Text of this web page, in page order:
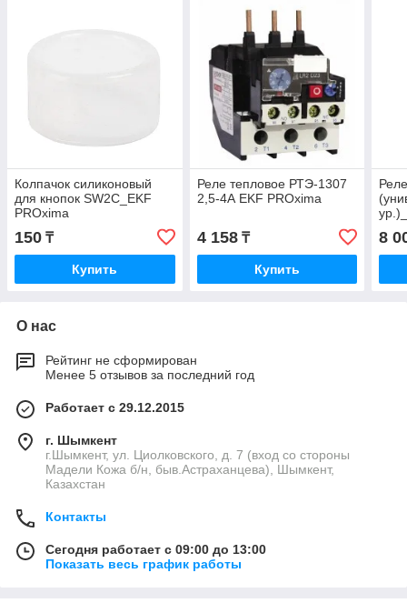
Колпачок силиконовый
для кнопок SW2C_EKF
PROxima
150 ₸
Купить
Реле тепловое РТЭ-1307
2,5-4А EKF PROxima
4 158₸
Купить
8
О нас
Рейтинг не сформирован
Менее 5 отзывов за последний год
Работает с 29.12.2015
г. Шымкент
г.Шымкент, ул. Циолковского, д. 7 (вход со стороны
Мадели Кожа б/н, быв.Астраханцева), Шымкент,
Казахстан
Контакты
Сегодня работает с 09:00 до 13:00
Показать весь график работы